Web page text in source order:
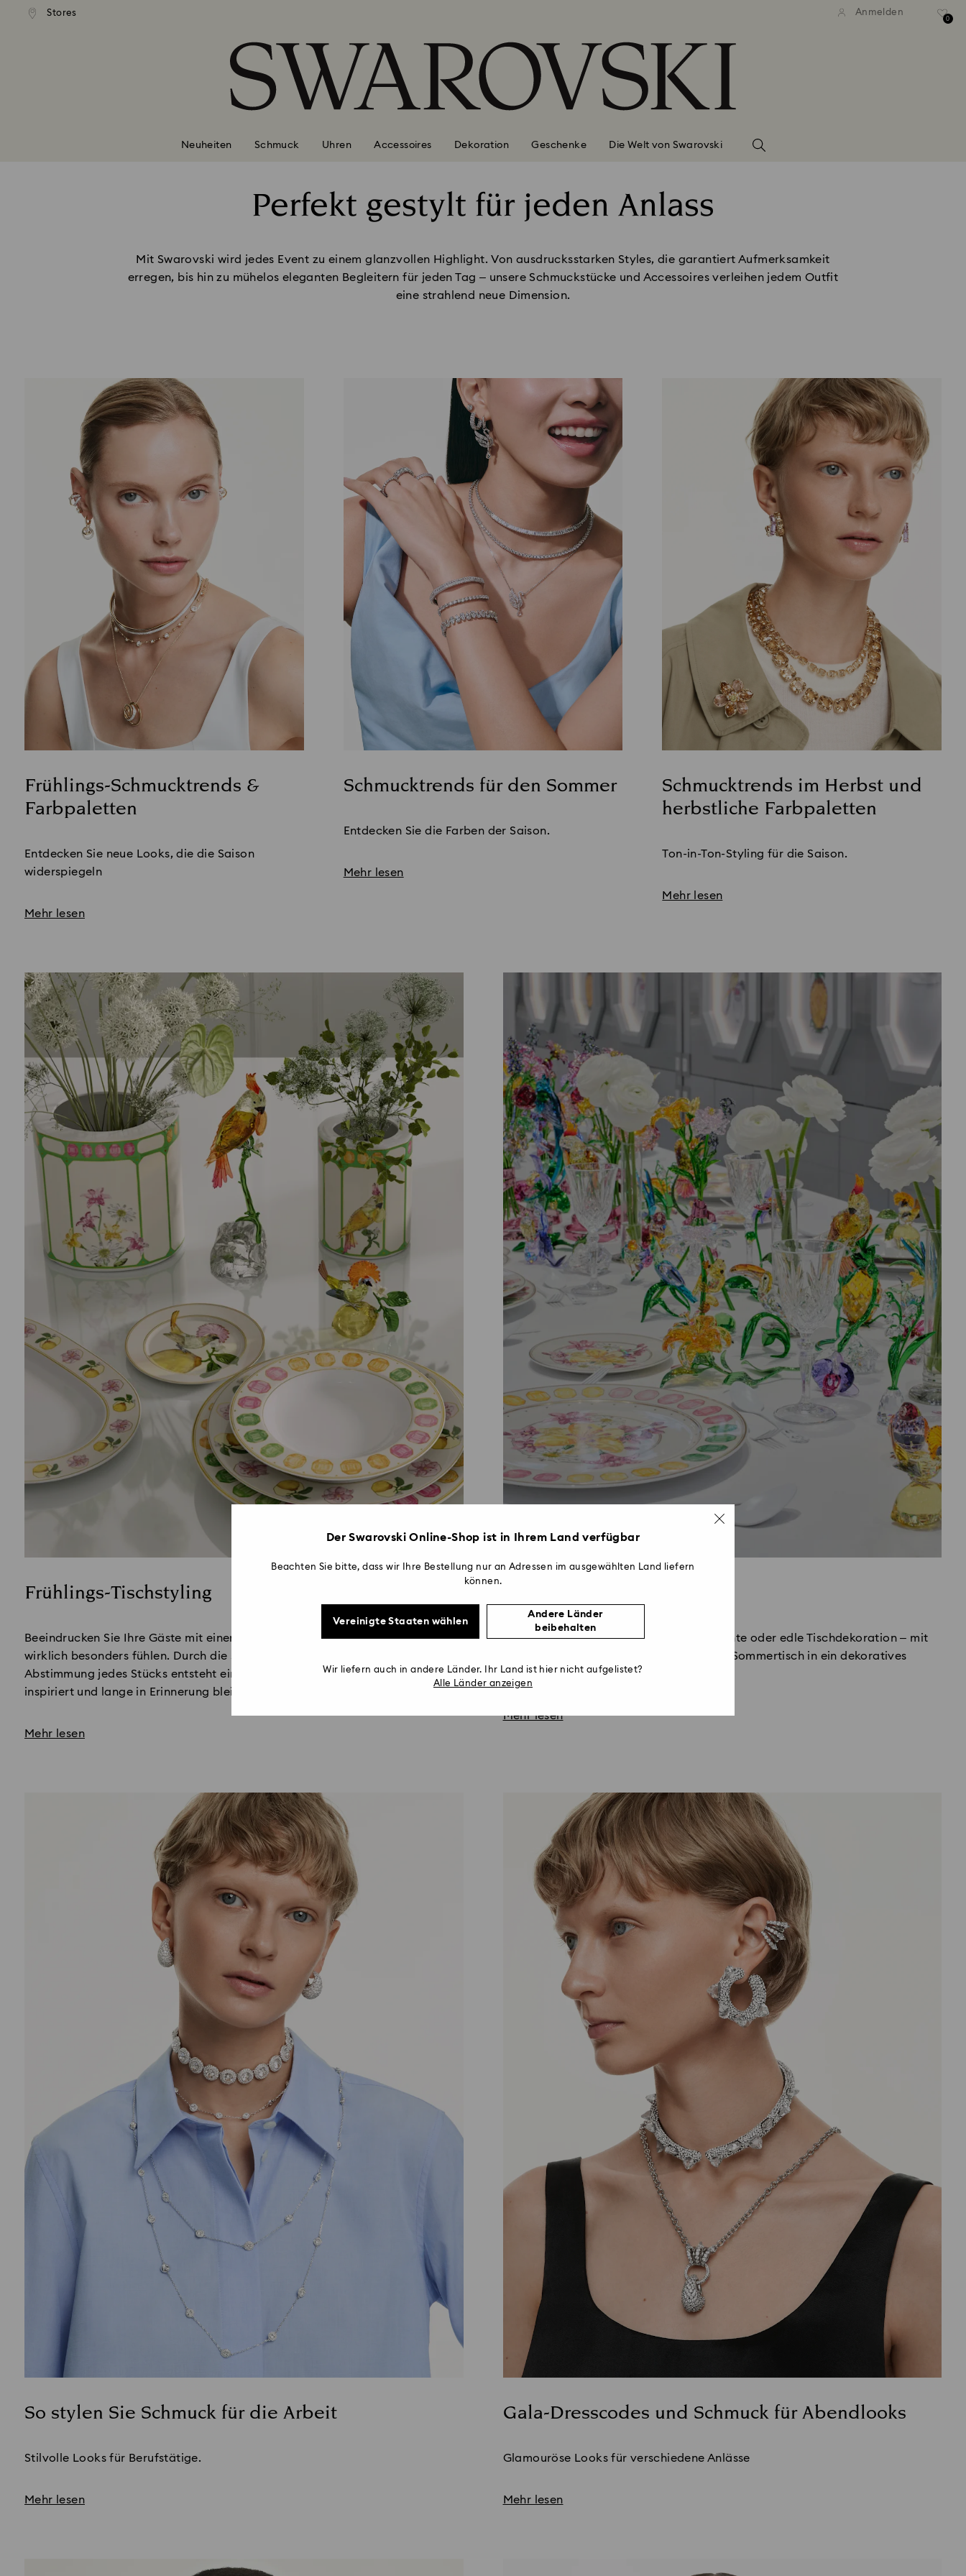
Liste Tastaturkürzel
Stores Anmelden
0
Neuheiten Schmuck Uhren Accessoires Dekoration Geschenke Die Welt von Swarovski
Perfekt gestylt für jeden Anlass
Mit Swarovski wird jedes Event zu einem glanzvollen Highlight. Von ausdrucksstarken Styles, die garantiert Aufmerksamkeit
erregen, bis hin zu mühelos eleganten Begleitern für jeden Tag – unsere Schmuckstücke und Accessoires verleihen jedem Outfit
eine strahlend neue Dimension.
Frühlings-Schmucktrends &
Farbpaletten
Entdecken Sie neue Looks, die die Saison
widerspiegeln
Mehr lesen
Schmucktrends für den Sommer
Entdecken Sie die Farben der Saison.
Mehr lesen
Schmucktrends im Herbst und
herbstliche Farbpaletten
Ton-in-Ton-Styling für die Saison.
Mehr lesen
Frühlings-Tischstyling
Beeindrucken Sie Ihre Gäste mit einem Tischarrangement, bei dem sie sich
wirklich besonders fühlen. Durch die sorgfältige Auswahl und harmonische
Abstimmung jedes Stücks entsteht eine visuelle Erzählung, die Gespräche
inspiriert und lange in Erinnerung bleibt.
Mehr lesen
Ob auffällige Centerpieces, florale Akzente oder edle Tischdekoration – mit
unserem Ratgeber verwandeln Sie jeden Sommertisch in ein dekoratives
saisonales Arrangement.
Mehr lesen
So stylen Sie Schmuck für die Arbeit
Stilvolle Looks für Berufstätige.
Mehr lesen
Gala-Dresscodes und Schmuck für Abendlooks
Glamouröse Looks für verschiedene Anlässe
Mehr lesen
Der Swarovski Online-Shop ist in Ihrem Land verfügbar
Beachten Sie bitte, dass wir Ihre Bestellung nur an Adressen im ausgewählten Land liefern
können.
Vereinigte Staaten wählen
Andere Länder
beibehalten
Wir liefern auch in andere Länder. Ihr Land ist hier nicht aufgelistet?
Alle Länder anzeigen